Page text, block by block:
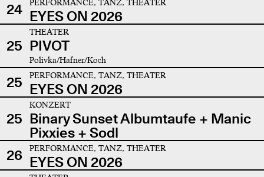
24 PERFORMANCE, TANZ, THEATER
EYES ON 2026
25
THEATER
PIVOT
Polivka/Hafner/Koch
25 PERFORMANCE, TANZ, THEATER
EYES ON 2026
25
KONZERT
Binary Sunset Albumtaufe + Manic
Pixxies + Sodl
26
PERFORMANCE, TANZ, THEATER
EYES ON 2026